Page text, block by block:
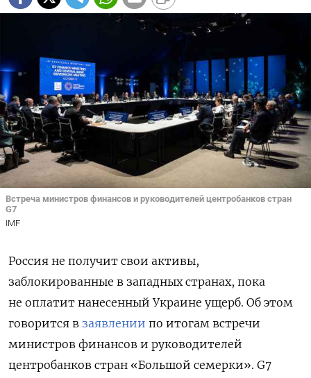
Встреча министров финансов и руководителей центробанков стран
G7
IMF
Россия не получит свои активы,
заблокированные в западных странах, пока
не оплатит нанесенный Украине ущерб. Об этом
говорится в заявлении по итогам встречи
министров финансов и руководителей
центробанков стран «Большой семерки». G7